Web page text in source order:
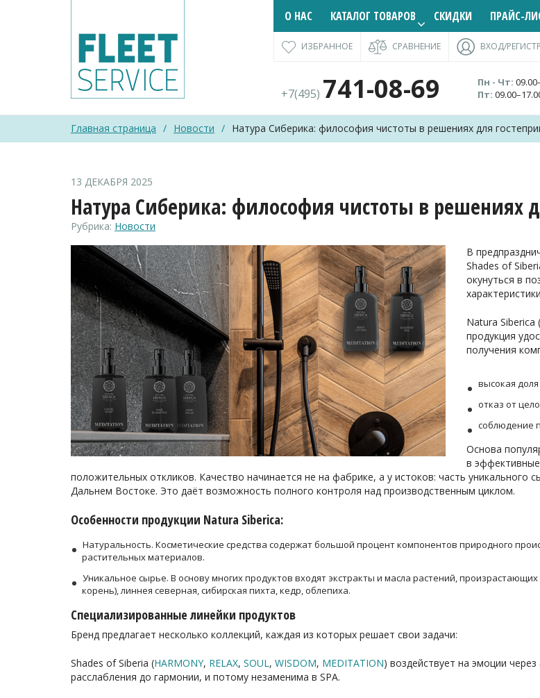
О НАС КАТАЛОГ ТОВАРОВ СКИДКИ ПРАЙС-
ИЗБРАННОЕ СРАВНЕНИЕ ВХОД/
+7(495) 741-08-69 Пн - Чт:
Пт:
Главная страница / Новости / Натура Сиберика: философия чистоты в решениях для
13 ДЕКАБРЯ 2025
Натура Сиберика: философия чистоты в решениях
Рубрика: Новости
В
Shades of
окунуться в
Natura Siberica
продукция
получения
высокая
отказ от
соблюдение
Основа
в
положительных откликов. Качество начинается не на фабрике, а у истоков: часть уникального
Дальнем Востоке. Это даёт возможность полного контроля над производственным циклом.
Особенности продукции Natura Siberica:
Натуральность. Косметические средства содержат большой процент компонентов природного
растительных материалов.
Уникальное сырье. В основу многих продуктов входят экстракты и масла растений,
корень), линнея северная, сибирская пихта, кедр, облепиха.
Специализированные линейки продуктов
Бренд предлагает несколько коллекций, каждая из которых решает свои задачи:
Shades of Siberia (HARMONY, RELAX, SOUL, WISDOM, MEDITATION) воздействует на эмоции
расслабления до гармонии, и потому незаменима в SPA.